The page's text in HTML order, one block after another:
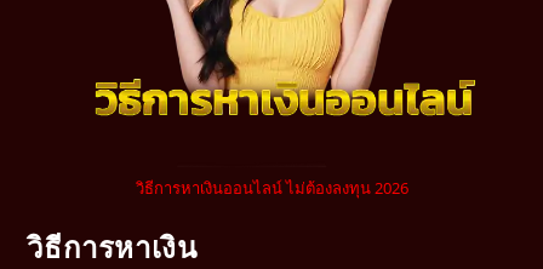
วิธีการหาเงินออนไลน์ ไม่ต้องลงทุน 2026
วิธีการหาเงิน